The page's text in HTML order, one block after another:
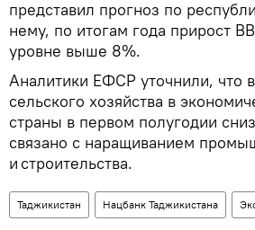
представил прогноз по
нему, по итогам года прирост
уровне выше 8%.
Аналитики ЕФСР уточнили, что
сельского хозяйства в
страны в первом полугодии
связано с наращиванием
и строительства.
Таджикистан Нацбанк Таджикистана